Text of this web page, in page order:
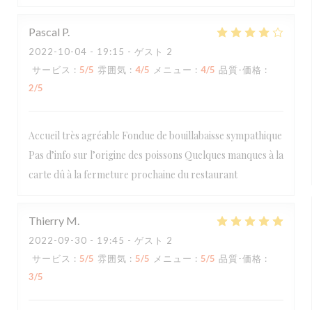
Pascal P
2022-10-04 - 19:15 - ゲスト 2
サービス : 5/5 雰囲気 : 4/5 メニュー : 4/5 品質-価格 :
2/5
Accueil très agréable Fondue de bouillabaisse sympathique
Pas d’info sur l’origine des poissons Quelques manques à la
carte dû à la fermeture prochaine du restaurant
Thierry M
2022-09-30 - 19:45 - ゲスト 2
サービス : 5/5 雰囲気 : 5/5 メニュー : 5/5 品質-価格 :
3/5